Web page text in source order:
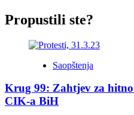
Propustili ste?
Saopštenja
Krug 99: Zahtjev za
CIK-a BiH